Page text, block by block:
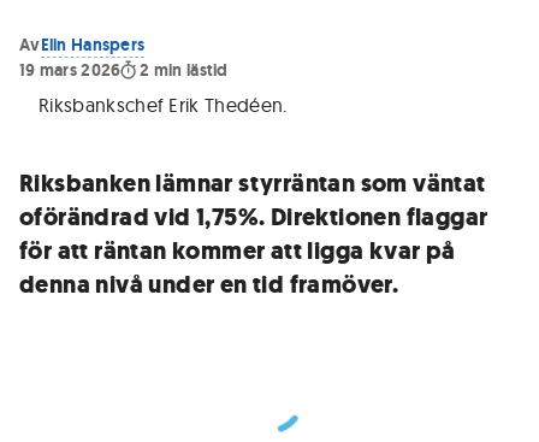
AvElin Hanspers
19 mars 2026
2 min lästid
Riksbankschef Erik Thedéen.
Riksbanken lämnar styrräntan som väntat
oförändrad vid 1,75%. Direktionen flaggar
för att räntan kommer att ligga kvar på
denna nivå under en tid framöver.